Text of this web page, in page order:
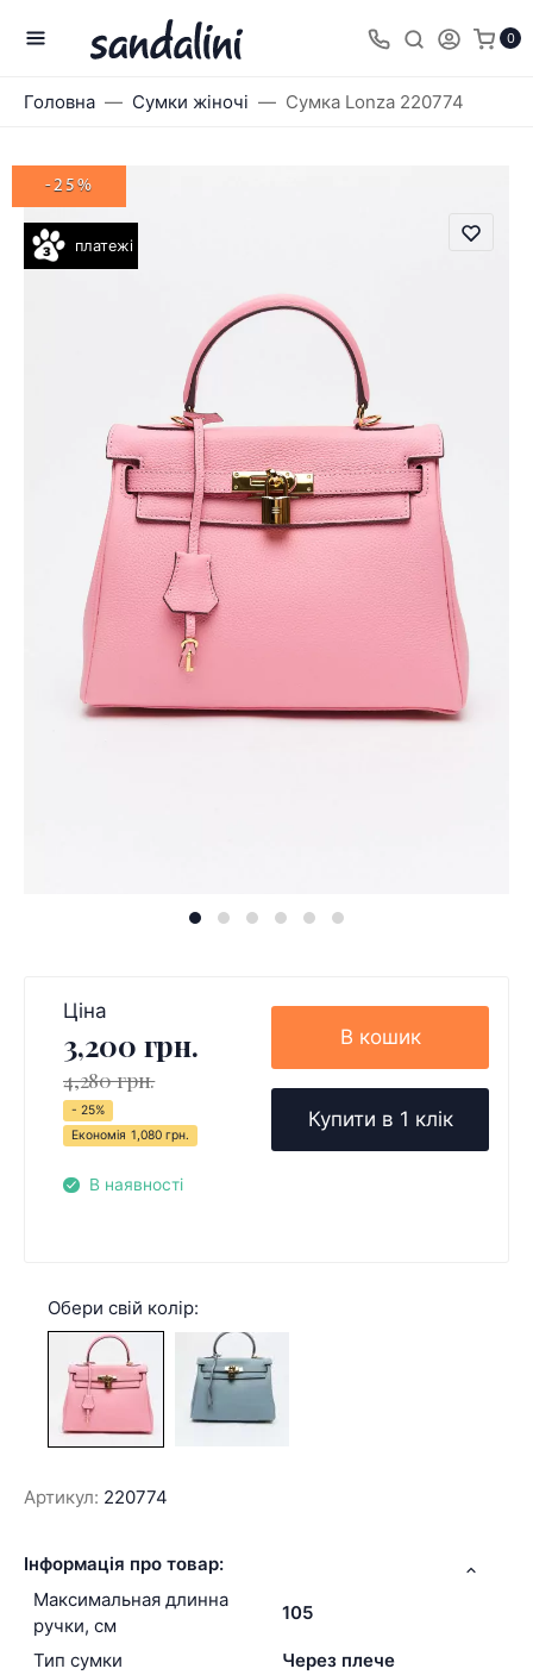
0
Головна Сумки жіночі Сумка Lonza 220774
платежі
-25%
Ціна
3,200 грн.
4,280 грн.
- 25%
Економія 1,080 грн.
В наявності
В кошик
Купити в 1 клік
Обери свій колір:
Артикул: 220774
Інформація про товар:
Максимальная длинна
ручки, см
105
Тип сумки
Через плече